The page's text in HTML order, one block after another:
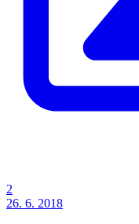
2
26. 6. 2018